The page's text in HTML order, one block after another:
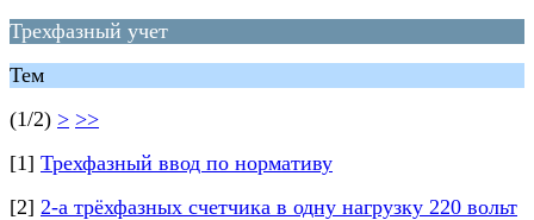
Трехфазный учет
Тем
(1/2) > >>
[1] Трехфазный ввод по нормативу
[2] 2-а трёхфазных счетчика в одну нагрузку 220 вольт